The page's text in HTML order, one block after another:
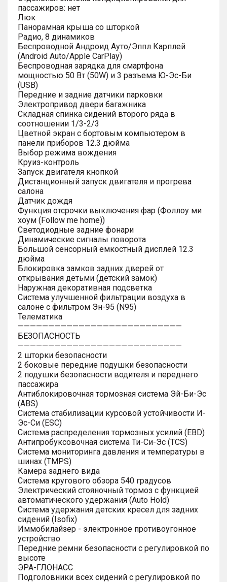
пассажиров: нет
Люк
Панорамная крыша со шторкой
Радио, 8 динамиков
Беспроводной Андроид Ауто/Эппл Карплей
(Android Auto/Apple CarPlay)
Беспроводная зарядка для смартфона
мощностью 50 Вт (50W) и 3 разъема Ю-Эс-Би
(USB)
Передние и задние датчики парковки
Электропривод двери багажника
Складная спинка сидений второго ряда в
соотношении 1/3-2/3
Цветной экран с бортовым компьютером в
панели приборов 12.3 дюйма
Выбор режима вождения
Круиз-контроль
Запуск двигателя кнопкой
Дистанционный запуск двигателя и прогрева
салона
Датчик дождя
Функция отсрочки выключения фар (Фоллоу ми
хоум (Follow me home))
Светодиодные задние фонари
Динамические сигналы поворота
Большой сенсорный емкостный дисплей 12.3
дюйма
Блокировка замков задних дверей от
открывания детьми (детский замок)
Наружная декоративная подсветка
Система улучшенной фильтрации воздуха в
салоне с фильтром Эн-95 (N95)
Телематика
———————————————————————————
БЕЗОПАСНОСТЬ
———————————————————————————
2 шторки безопасности
2 боковые передние подушки безопасности
2 подушки безопасности водителя и переднего
пассажира
Антиблокировочная тормозная система Эй-Би-Эс
(ABS)
Система стабилизации курсовой устойчивости И-
Эс-Си (ESC)
Система распределения тормозных усилий (EBD)
Антипробуксовочная система Ти-Си-Эс (TCS)
Система мониторинга давления и температуры в
шинах (TMPS)
Камера заднего вида
Система кругового обзора 540 градусов
Электрический стояночный тормоз с функцией
автоматического удержания (Auto Hold)
Система удержания детских кресел для задних
сидений (Isofix)
Иммобилайзер - электронное противоугонное
устройство
Передние ремни безопасности с регулировкой по
высоте
ЭРА-ГЛОНАСС
Подголовники всех сидений с регулировкой по